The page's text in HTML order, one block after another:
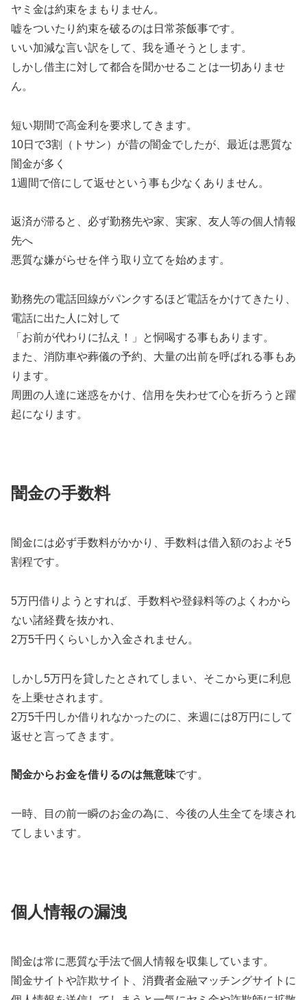
ヤミ金は約束をまもりません。
嘘をついたり約束を破るのは日常茶飯事です。
いい加減な言い訳をして、我を通そうとします。
しかし借主に対して都合を聞かせることは一切ありませ
ん。
短い期間で高金利を要求してきます。
10日で3割（トサン）が昔の闇金でしたが、最近は悪質な
闇金が多く
1週間で倍にして返せという事も少なくありません。
返済が滞ると、必ず勤務先や家、実家、友人等の個人情報
先へ
悪質な嫌がらせを伴う取り立てを始めます。
勤務先の電話回線がパンクするほど電話をかけてきたり、
電話に出た人に対して
「お前が代わりに払え！」と恫喝する事もあります。
また、消防車や葬儀の予約、大量の出前を呼ばれる事もあ
ります。
周囲の人達に迷惑をかけ、信用を失わせて心を折ろうと躍
起になります。
闇金の手数料
闇金には必ず手数料がかかり、手数料は借入額のおよそ5
割程です。
5万円借りようとすれば、手数料や登録料等のよくわから
ない諸経費を抜かれ、
2万5千円くらいしか入金されません。
しかし5万円を貸したとされてしまい、そこから更に利息
を上乗せされます。
2万5千円しか借りれなかったのに、来週には8万円にして
返せと言ってきます。
闇金からお金を借りるのは無意味です。
一時、目の前一瞬のお金の為に、今後の人生全てを壊され
てしまいます。
個人情報の漏洩
闇金は常に悪質な手法で個人情報を収集しています。
闇金サイトや詐欺サイト、消費者金融マッチングサイトに